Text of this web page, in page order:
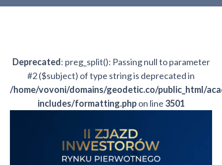
Deprecated: preg_split(): Passing null to parameter
#2 ($subject) of type string is deprecated in
/home/vovoni/domains/geodetic.co/public_html/
includes/formatting.phpon line 3501